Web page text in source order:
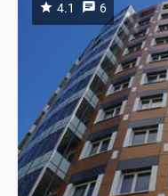
4.1 6